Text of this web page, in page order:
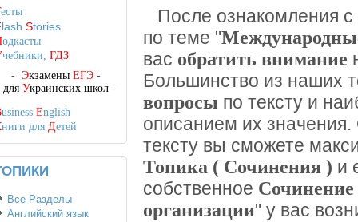
После ознакомления
по теме "
вас обратить внимание
Большинство из наших
вопросы по тексту и
описанием их
тексту вы сможете
Топика ( Сочинения ) и
собственное Сочинение
организации" у вас
есты
lash Stories
одкасты
чебники, ГДЗ
- Экзамены ЕГЭ-
для Украинских школ-
usiness English
ниги для Детей
Все Разделы
Английский язык